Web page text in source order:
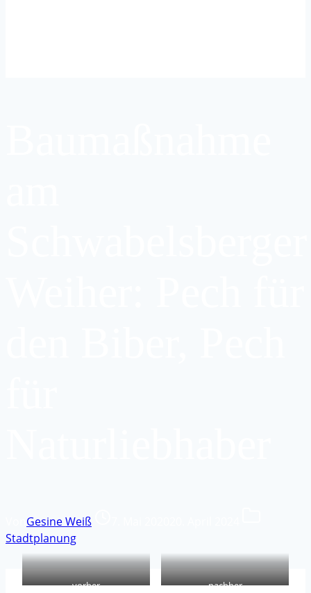
Gesine Weiß
Stadtplanung
vorher nachher